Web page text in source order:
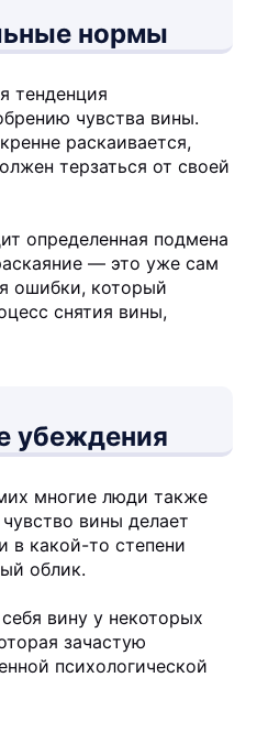
нормы
тенденция
чувства вины.
раскаивается,
терзаться от своей
определенная подмена
— это уже сам
ошибки, который
снятия вины,
убеждения
многие люди также
вины делает
в какой-то степени
облик.
вину у некоторых
зачастую
психологической